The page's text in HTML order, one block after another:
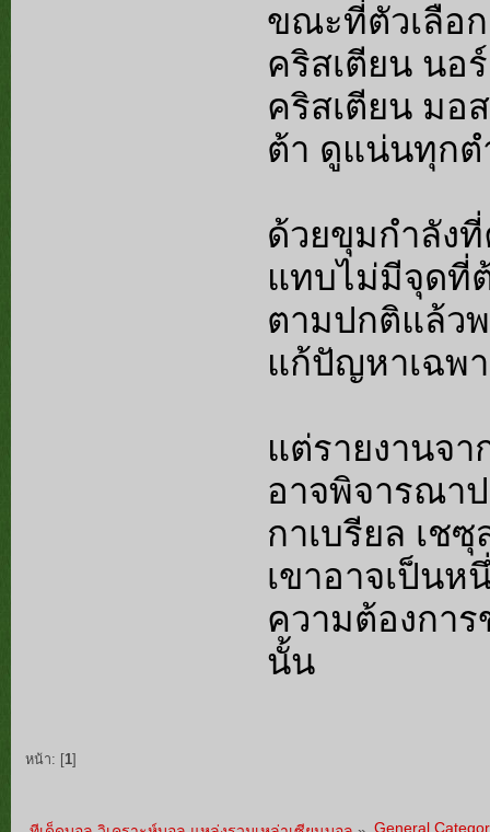
ขณะที่ตัวเลือก
คริสเตียน นอ
คริสเตียน มอ
ต้า ดูแน่นทุกต
ด้วยขุมกำลัง
แทบไม่มีจุดที่
ตามปกติแล้ว
แก้ปัญหาเฉพ
แต่รายงานจา
อาจพิจารณา
กาเบรียล เช
เขาอาจเป็น
ความต้องกา
นั้น
หน้า: [1]
General